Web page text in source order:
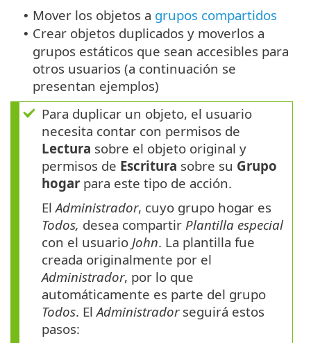
• Mover los objetos a grupos compartidos
• Crear objetos duplicados y moverlos a
grupos estáticos que sean accesibles para
otros usuarios (a continuación se
presentan ejemplos)
Para duplicar un objeto, el usuario
necesita contar con permisos de
Lectura sobre el objeto original y
permisos de Escritura sobre su Grupo
hogar para este tipo de acción.
ElAdministrador, cuyo grupo hogar es
Todos, desea compartir Plantilla especial
con el usuario John. La plantilla fue
creada originalmente por el
Administrador, por lo que
automáticamente es parte del grupo
Todos. ElAdministradorseguirá estos
pasos: